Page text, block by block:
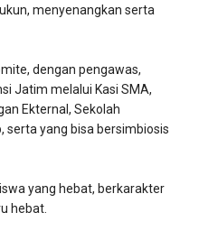
menyenangkan serta
dengan pengawas,
Jatim melalui Kasi SMA,
Ekternal, Sekolah
serta yang bisa bersimbiosis
yang hebat, berkarakter
hebat.